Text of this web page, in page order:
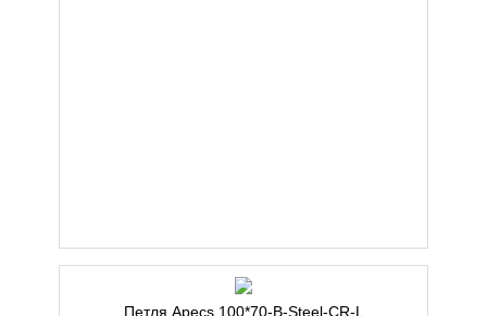
Петля Apecs 100*70-В-Steel-CR-L